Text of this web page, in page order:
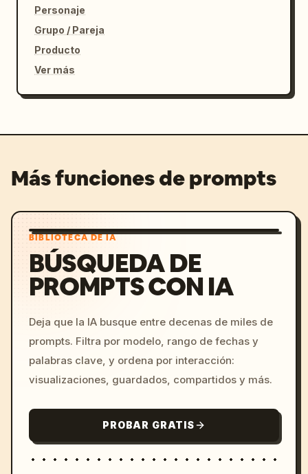
Personaje
Grupo / Pareja
Producto
Ver más
Más funciones de prompts
BIBLIOTECA DE IA
BÚSQUEDA DE
PROMPTS CON IA
Deja que la IA busque entre decenas de miles de
prompts. Filtra por modelo, rango de fechas y
palabras clave, y ordena por interacción:
visualizaciones, guardados, compartidos y más.
PROBAR GRATIS